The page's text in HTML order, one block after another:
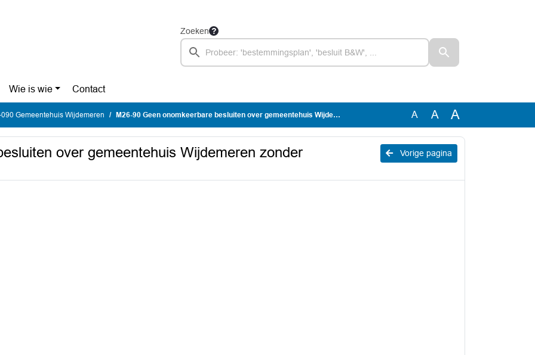
Zoeken
Wie is wie Contact
090 Gemeentehuis Wijdemeren M26-90 Geen onomkeerbare besluiten over gemeentehuis Wijdemeren zonder betrokkenheid raad A A A
Vorige pagina
over gemeentehuis Wijdemeren zonder